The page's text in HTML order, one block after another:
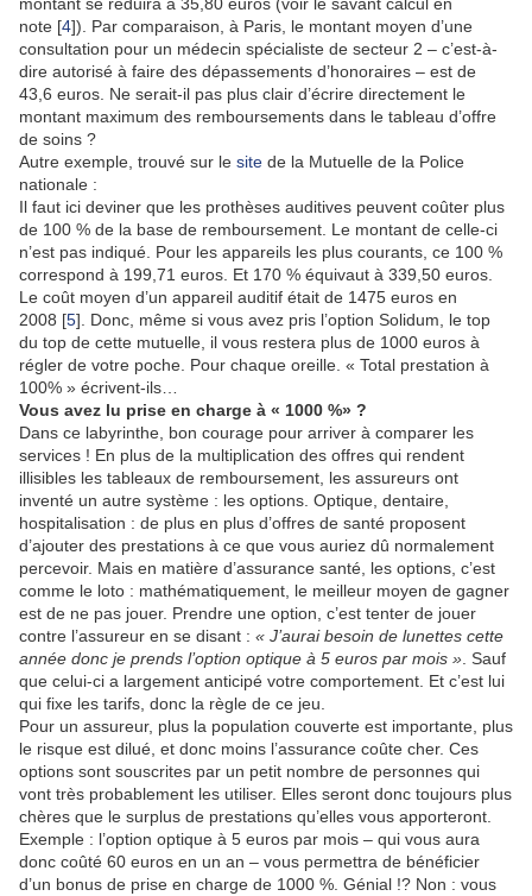
note [4]). Par comparaison, à Paris, le montant moyen d’une
consultation pour un médecin spécialiste de secteur 2 – c’est-à-
dire autorisé à faire des dépassements d’honoraires – est de
43,6 euros. Ne serait-il pas plus clair d’écrire directement le
montant maximum des remboursements dans le tableau d’offre
de soins ?
Autre exemple, trouvé sur le site de la Mutuelle de la Police
nationale :
Il faut ici deviner que les prothèses auditives peuvent coûter plus
de 100 % de la base de remboursement. Le montant de celle-ci
n’est pas indiqué. Pour les appareils les plus courants, ce 100 %
correspond à 199,71 euros. Et 170 % équivaut à 339,50 euros.
Le coût moyen d’un appareil auditif était de 1475 euros en
2008 [5]. Donc, même si vous avez pris l’option Solidum, le top
du top de cette mutuelle, il vous restera plus de 1000 euros à
régler de votre poche. Pour chaque oreille. « Total prestation à
100% » écrivent-ils…
Vous avez lu prise en charge à « 1000 %» ?
Dans ce labyrinthe, bon courage pour arriver à comparer les
services ! En plus de la multiplication des offres qui rendent
illisibles les tableaux de remboursement, les assureurs ont
inventé un autre système : les options. Optique, dentaire,
hospitalisation : de plus en plus d’offres de santé proposent
d’ajouter des prestations à ce que vous auriez dû normalement
percevoir. Mais en matière d’assurance santé, les options, c’est
comme le loto : mathématiquement, le meilleur moyen de gagner
est de ne pas jouer. Prendre une option, c’est tenter de jouer
contre l’assureur en se disant : « J’aurai besoin de lunettes cette
année donc je prends l’option optique à 5 euros par mois » . Sauf
que celui-ci a largement anticipé votre comportement. Et c’est lui
qui fixe les tarifs, donc la règle de ce jeu.
Pour un assureur, plus la population couverte est importante, plus
le risque est dilué, et donc moins l’assurance coûte cher. Ces
options sont souscrites par un petit nombre de personnes qui
vont très probablement les utiliser. Elles seront donc toujours plus
chères que le surplus de prestations qu’elles vous apporteront.
Exemple : l’option optique à 5 euros par mois – qui vous aura
donc coûté 60 euros en un an – vous permettra de bénéficier
d’un bonus de prise en charge de 1000 %. Génial !? Non : vous